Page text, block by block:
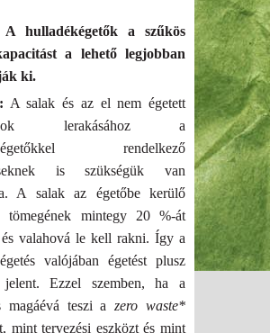
A hulladékégetők a szűkös
a lehető legjobban
ki.
A salak és az el nem égetett
lerakásához a
rendelkező
is szükségük van
A salak az égetőbe kerülő
tömegének mintegy 20 %-át
valahová le kell rakni. Így a
valójában égetést plusz
jelent. Ezzel szemben, ha a
magáévá teszi azero waste*
mint tervezési eszközt és mint